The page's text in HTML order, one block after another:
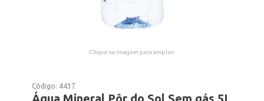
Clique na imagem para ampliar.
Código: 4437